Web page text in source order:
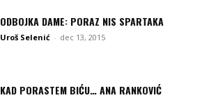
ODBOJKA DAME: PORAZ NIS SPARTAKA
Uroš Selenić - dec 13, 2015
KAD PORASTEM BIĆU… ANA RANKOVIĆ